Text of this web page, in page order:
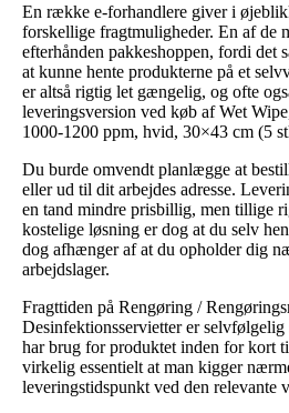
En række e-forhandlere giver i
forskellige fragtmuligheder. En af de
efterhånden pakkeshoppen, fordi det
at kunne hente produkterne på et
er altså rigtig let gængelig, og ofte
leveringsversion ved køb af Wet
1000-1200 ppm, hvid, 30×43 cm (5
Du burde omvendt planlægge at
eller ud til dit arbejdes adresse.
en tand mindre prisbillig, men tillige
kostelige løsning er dog at du selv
dog afhænger af at du opholder dig
arbejdslager.
Fragttiden på Rengøring /
Desinfektionsservietter er
har brug for produktet inden for kort
virkelig essentielt at man kigger
leveringstidspunkt ved den relevante